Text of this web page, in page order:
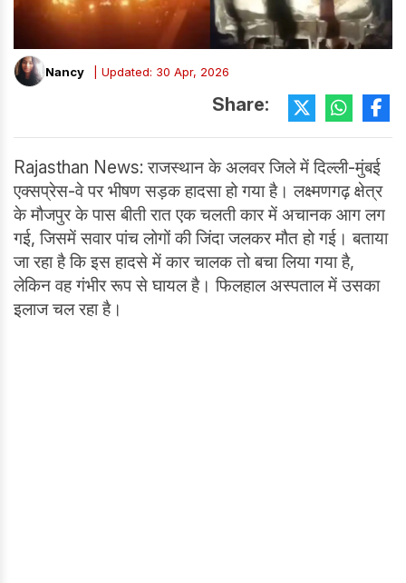
Nancy | Updated: 30 Apr, 2026
Share:
Rajasthan News: राजस्थान के अलवर जिले में दिल्ली-मुंबई
एक्सप्रेस-वे पर भीषण सड़क हादसा हो गया है। लक्ष्मणगढ़ क्षेत्र
के मौजपुर के पास बीती रात एक चलती कार में अचानक आग लग
गई, जिसमें सवार पांच लोगों की जिंदा जलकर मौत हो गई। बताया
जा रहा है कि इस हादसे में कार चालक तो बचा लिया गया है,
लेकिन वह गंभीर रूप से घायल है। फिलहाल अस्पताल में उसका
इलाज चल रहा है।